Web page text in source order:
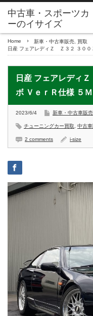
Home 新車・中古車販売
買取
日産 フェアレディＺ Ｚ３２ ３００
日産 フェアレディ
ボ ＶｅｒＲ仕様 ５
2023/6/4 新車・中古車販売
チューニングカー買取 中古
2 comments i-size